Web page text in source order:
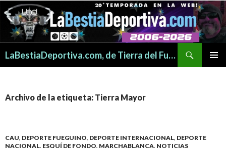
LaBestiaDeportiva.com, de Tierra del Fuego para todo el mundo
Archivo de la etiqueta: Tierra Mayor
CAU, DEPORTE FUEGUINO, DEPORTE INTERNACIONAL, DEPORTE
NACIONAL, ESQUÍ DE FONDO, MARCHABLANCA, NOTICIAS